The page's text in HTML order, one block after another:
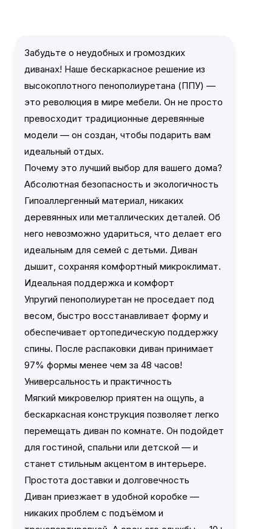
Забудьте о неудобных и громоздких
диванах! Наше бескаркасное решение из
высокоплотного пенополиуретана (ППУ) —
это революция в мире мебели. Он не просто
превосходит традиционные деревянные
модели — он создан, чтобы подарить вам
идеальный отдых.
Почему это лучший выбор для вашего дома?
Абсолютная безопасность и экологичность
Гипоаллергенный материал, никаких
деревянных или металлических деталей. Об
него невозможно удариться, что делает его
идеальным для семей с детьми. Диван
дышит, сохраняя комфортный микроклимат.
Идеальная поддержка и комфорт
Упругий пенополиуретан не проседает под
весом, быстро восстанавливает форму и
обеспечивает ортопедическую поддержку
спины. После распаковки диван принимает
97% формы менее чем за 48 часов!
Универсальность и практичность
Мягкий микровелюр приятен на ощупь, а
бескаркасная конструкция позволяет легко
перемещать диван по комнате. Он подойдет
для гостиной, спальни или детской — и
станет стильным акцентом в интерьере.
Простота доставки и долговечность
Диван приезжает в удобной коробке —
никаких проблем с подъёмом и